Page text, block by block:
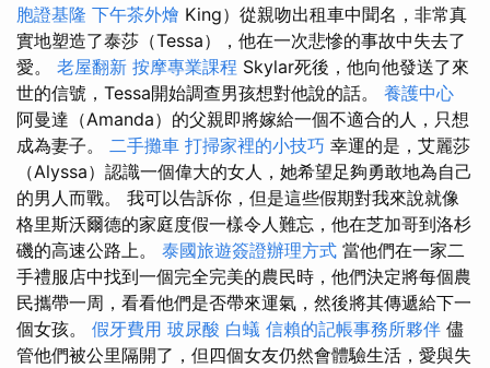
胞證基隆 下午茶外燴 King）從親吻出租車中聞名，非常真
實地塑造了泰莎（Tessa），他在一次悲慘的事故中失去了
愛。 老屋翻新 按摩專業課程 Skylar死後，他向他發送了來
世的信號，Tessa開始調查男孩想對他說的話。 養護中心
阿曼達（Amanda）的父親即將嫁給一個不適合的人，只想
成為妻子。 二手攤車 打掃家裡的小技巧 幸運的是，艾麗莎
（Alyssa）認識一個偉大的女人，她希望足夠勇敢地為自己
的男人而戰。 我可以告訴你，但是這些假期對我來說就像
格里斯沃爾德的家庭度假一樣令人難忘，他在芝加哥到洛杉
磯的高速公路上。 泰國旅遊簽證辦理方式 當他們在一家二
手禮服店中找到一個完全完美的農民時，他們決定將每個農
民攜帶一周，看看他們是否帶來運氣，然後將其傳遞給下一
個女孩。 假牙費用 玻尿酸 白蟻 信賴的記帳事務所夥伴 儘
管他們被公里隔開了，但四個女友仍然會體驗生活，愛與失